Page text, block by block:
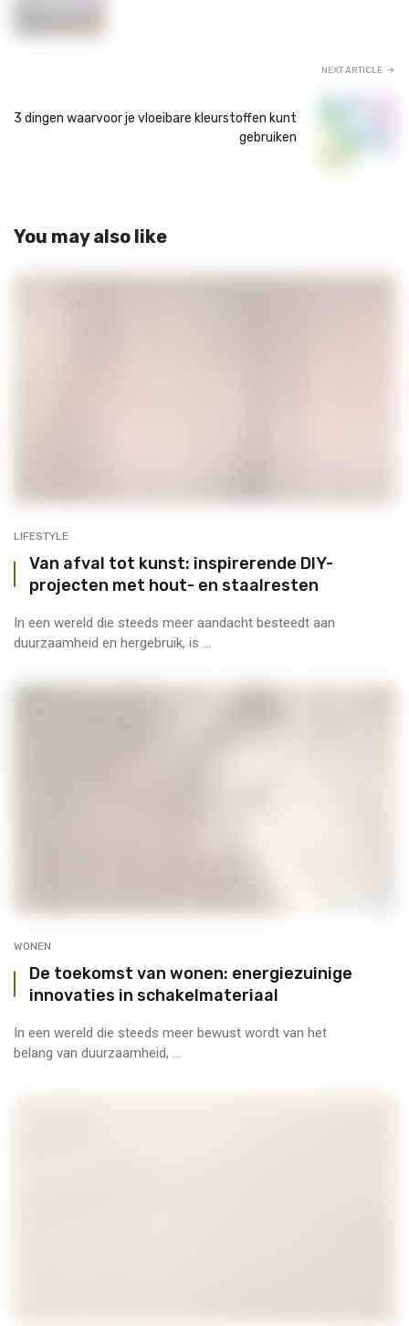
NEXT ARTICLE
3 dingen waarvoor je vloeibare kleurstoffen kunt
gebruiken
You may also like
LIFESTYLE
Van afval tot kunst: inspirerende DIY-
projecten met hout- en staalresten
In een wereld die steeds meer aandacht besteedt aan
duurzaamheid en hergebruik, is ...
WONEN
De toekomst van wonen: energiezuinige
innovaties in schakelmateriaal
In een wereld die steeds meer bewust wordt van het
belang van duurzaamheid, ...